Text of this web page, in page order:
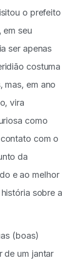
o prefeito
em seu
ser apenas
costuma
mas, em ano
vira
como
com o
da
e ao melhor
sobre a
(boas)
de um jantar